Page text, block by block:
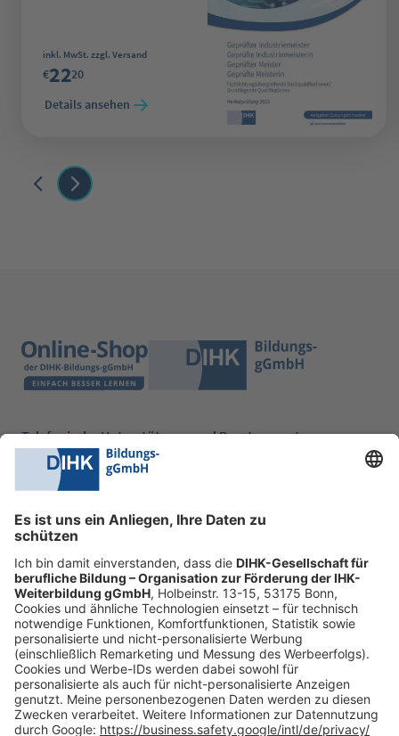
Regulärer Preis:
inkl. MwSt. zzgl. Versand
€2220
Details ansehen
Telefonische Unterstützung und Beratung unter:
0228 6205 205
Fr.:
09:00-14:00 Uhr
shop@dihk-bildung.shop
Vertrag widerrufen
Zahlungsarten